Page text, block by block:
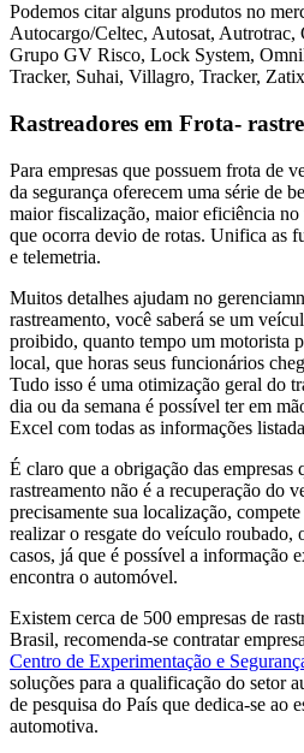
Podemos citar alguns produtos no
Autocargo/Celtec, Autosat, Autrotrac,
Grupo GV Risco, Lock System,
Tracker, Suhai, Villagro, Tracker, Zatix
Rastreadores em Frota-
Para empresas que possuem frota de
da segurança oferecem uma série de
maior fiscalização, maior eficiência no
que ocorra devio de rotas. Unifica as
e telemetria.
Muitos detalhes ajudam no
rastreamento, você saberá se um
proibido, quanto tempo um motorista
local, que horas seus funcionários
Tudo isso é uma otimização geral do
dia ou da semana é possível ter em
Excel com todas as informações
É claro que a obrigação das empresas
rastreamento não é a recuperação do
precisamente sua localização,
realizar o resgate do veículo roubado,
casos, já que é possível a informação
encontra o automóvel.
Existem cerca de 500 empresas de
Brasil, recomenda-se contratar
Centro de Experimentação e
soluções para a qualificação do setor
de pesquisa do País que dedica-se ao
automotiva.